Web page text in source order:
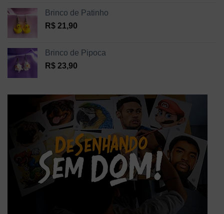
Brinco de Patinho
R$ 21,90
Brinco de Pipoca
R$ 23,90